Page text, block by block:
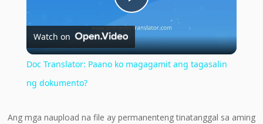
Play
Video
Watch on
Doc Translator: Paano ko magagamit ang tagasalin
ng dokumento?
Ang mga naupload na file ay permanenteng tinatanggal sa aming